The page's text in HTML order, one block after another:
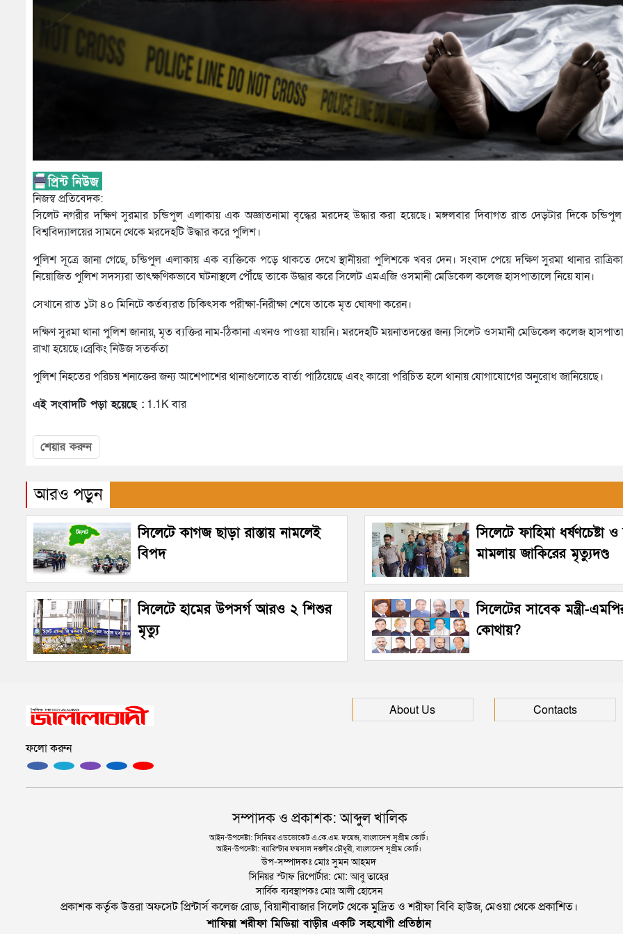
নিজস্ব প্রতিবেদক:
সিলেট নগরীর দক্ষিণ সুরমার চন্ডিপুল এলাকায় এক অজ্ঞাতনামা বৃদ্ধের মরদেহ উদ্ধার করা হয়েছে। মঙ্গলবার দিবাগত রাত দেড়টার দিকে
বিশ্ববিদ্যালয়ের সামনে থেকে মরদেহটি উদ্ধার করে পুলিশ।
পুলিশ সূত্রে জানা গেছে, চন্ডিপুল এলাকায় এক ব্যক্তিকে পড়ে থাকতে দেখে স্থানীয়রা পুলিশকে খবর দেন। সংবাদ পেয়ে দক্ষিণ সুরমা থানার
নিয়োজিত পুলিশ সদস্যরা তাৎক্ষণিকভাবে ঘটনাস্থলে পৌঁছে তাকে উদ্ধার করে সিলেট এমএজি ওসমানী মেডিকেল কলেজ হাসপাতালে নিয়ে যান।
সেখানে রাত ১টা ৪০ মিনিটে কর্তব্যরত চিকিৎসক পরীক্ষা-নিরীক্ষা শেষে তাকে মৃত ঘোষণা করেন।
দক্ষিণ সুরমা থানা পুলিশ জানায়, মৃত ব্যক্তির নাম-ঠিকানা এখনও পাওয়া যায়নি। মরদেহটি ময়নাতদন্তের জন্য সিলেট ওসমানী মেডিকেল কলেজ
রাখা হয়েছে।ব্রেকিং নিউজ সতর্কতা
পুলিশ নিহতের পরিচয় শনাক্তের জন্য আশেপাশের থানাগুলোতে বার্তা পাঠিয়েছে এবং কারো পরিচিত হলে থানায় যোগাযোগের অনুরোধ জানিয়েছে।
এই সংবাদটি পড়া হয়েছে : 1.1K বার
শেয়ার করুন
আরও পড়ুন
সিলেটে কাগজ ছাড়া রাস্তায় নামলেই
বিপদ
সিলেটে ফাহিমা ধর্ষণচেষ্টা ও
মামলায় জাকিরের মৃত্যুদণ্ড
সিলেটে হামের উপসর্গ আরও ২ শিশুর
মৃত্যু
সিলেটের সাবেক মন্ত্রী-
কোথায়?
ফলো করুন
About Us Contacts
সম্পাদক ও প্রকাশক: আব্দুল খালিক
আইন-উপদেষ্টা: সিনিয়র এডভোকেট এ.কে.এম. ফয়েজ, বাংলাদেশ সুপ্রীম কোর্ট।
আইন-উপদেষ্টা: ব্যারিস্টার ফয়সাল দস্তগীর চৌধুরী, বাংলাদেশ সুপ্রীম কোর্ট।
উপ-সম্পাদকঃ মোঃ সুমন আহমদ
সিনিয়র স্টাফ রিপোর্টার: মো: আবু তাহের
সার্বিক ব্যবস্থাপকঃ মোঃ আলী হোসেন
প্রকাশক কর্তৃক উত্তরা অফসেট প্রিন্টার্স কলেজ রোড, বিয়ানীবাজার সিলেট থেকে মুদ্রিত ও শরীফা বিবি হাউজ, মেওয়া থেকে প্রকাশিত।
শাফিয়া শরীফা মিডিয়া বাড়ীর একটি সহযোগী প্রতিষ্ঠান